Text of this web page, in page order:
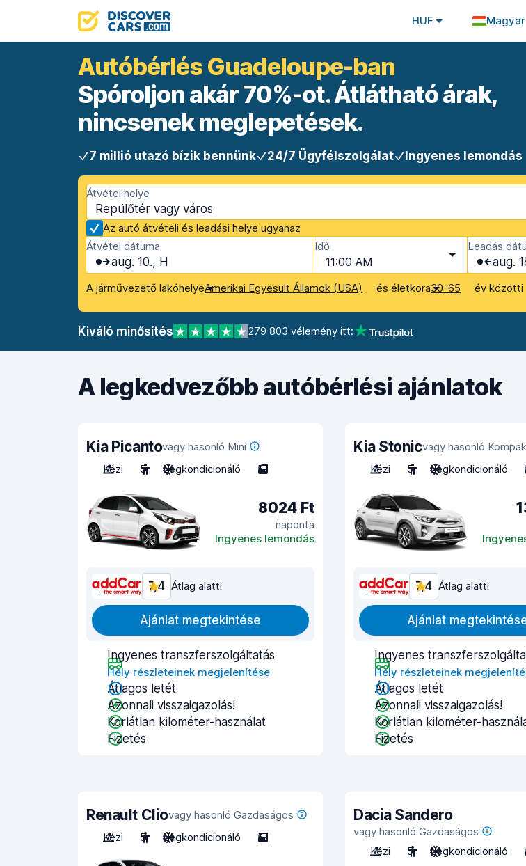
HUF Magyar
Autóbérlés Guadeloupe-ban
Spóroljon akár 70%-ot. Átlátható árak,
nincsenek meglepetések.
7 millió utazó bízik bennünk 24/7 Ügyfélszolgálat Ingyenes lemondás
Átvétel helye
Az autó átvételi és leadási helye ugyanaz
Átvétel dátuma
aug. 10., H
Idő
11:00 AM
Leadás
aug.
A járművezető lakóhelyeAmerikai Egyesült Államok (USA) és életkora30-65 év közötti
Kiváló minősítés 279 803 vélemény itt:
A legkedvezőbb autóbérlési ajánlatok
Kia Picantovagy hasonló Mini
Kézi
5 Légkondicionáló 5
8024 Ft
naponta
Ingyenes lemondás
7,4 Átlag alatti
Ajánlat megtekintése
Ingyenes transzferszolgáltatás
Hely részleteinek megjelenítése
Átlagos letét
Azonnali visszaigazolás!
Korlátlan kilométer-használat
Fizetés
Kia Stonicvagy hasonló
Kézi
5 Légkondicionáló
7,4 Átlag alatti
Ajánlat
Ingyenes
Hely részleteinek
Átlagos letét
Azonnali visszaigazolás!
Korlátlan kilométer-
Fizetés
Renault Cliovagy hasonló Gazdaságos
Kézi
5 Légkondicionáló 5
Dacia Sandero
vagy hasonló Gazdaságos
Kézi
5 Légkondicionáló